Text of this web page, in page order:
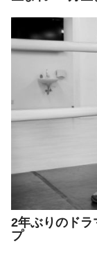
2年ぶりのドラ
プ